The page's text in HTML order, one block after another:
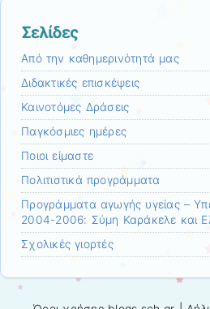
Σελίδες
Από την καθημερινότητά μας
Διδακτικές επισκέψεις
Καινοτόμες Δράσεις
Παγκόσμιες ημέρες
Ποιοι είμαστε
Πολιτιστικά προγράμματα
Προγράμματα αγωγής υγείας –
2004-2006: Σύμη Καράκελε και
Σχολικές γιορτές